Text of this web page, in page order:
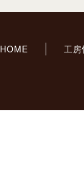
HOME 工房